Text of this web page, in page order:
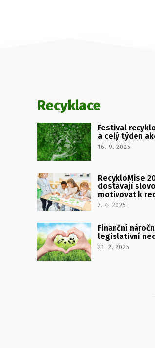
Recyklace
Festival
a celý týden
16. 9. 2025
RecykloMise
dostávají
motivovat k
7. 4. 2025
Finanční
legislativní
21. 2. 2025